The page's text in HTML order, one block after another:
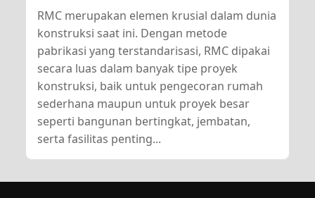
RMC merupakan elemen krusial dalam dunia
konstruksi saat ini. Dengan metode
pabrikasi yang terstandarisasi, RMC dipakai
secara luas dalam banyak tipe proyek
konstruksi, baik untuk pengecoran rumah
sederhana maupun untuk proyek besar
seperti bangunan bertingkat, jembatan,
serta fasilitas penting...